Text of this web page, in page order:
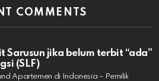
COMMENTS
Sarusun jika belum terbit “ada”
(SLF)
Apartemen di Indonesia – Pemilik